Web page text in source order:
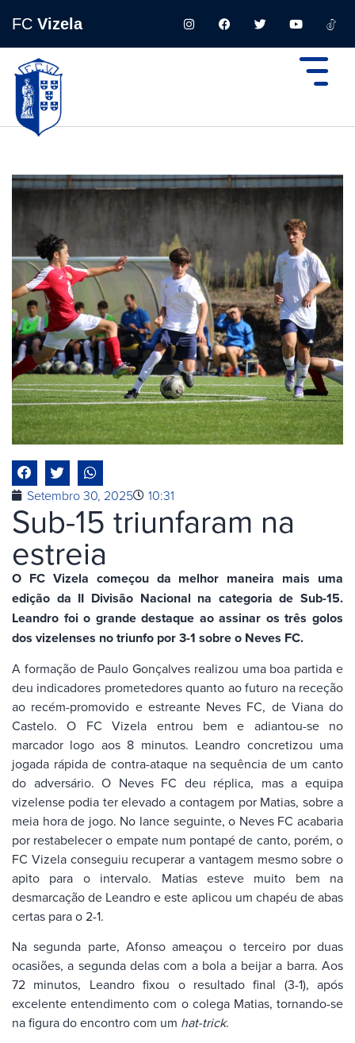
FC Vizela
Setembro 30, 2025 10:31
Sub-15 triunfaram na
estreia
O FC Vizela começou da melhor maneira mais uma
edição da II Divisão Nacional na categoria de Sub-15.
Leandro foi o grande destaque ao assinar os três golos
dos vizelenses no triunfo por 3-1 sobre o Neves FC.
A formação de Paulo Gonçalves realizou uma boa partida e
deu indicadores prometedores quanto ao futuro na receção
ao recém-promovido e estreante Neves FC, de Viana do
Castelo. O FC Vizela entrou bem e adiantou-se no
marcador logo aos 8 minutos. Leandro concretizou uma
jogada rápida de contra-ataque na sequência de um canto
do adversário. O Neves FC deu réplica, mas a equipa
vizelense podia ter elevado a contagem por Matias, sobre a
meia hora de jogo. No lance seguinte, o Neves FC acabaria
por restabelecer o empate num pontapé de canto, porém, o
FC Vizela conseguiu recuperar a vantagem mesmo sobre o
apito para o intervalo. Matias esteve muito bem na
desmarcação de Leandro e este aplicou um chapéu de abas
certas para o 2-1.
Na segunda parte, Afonso ameaçou o terceiro por duas
ocasiões, a segunda delas com a bola a beijar a barra. Aos
72 minutos, Leandro fixou o resultado final (3-1), após
excelente entendimento com o colega Matias, tornando-se
na figura do encontro com um hat-trick.